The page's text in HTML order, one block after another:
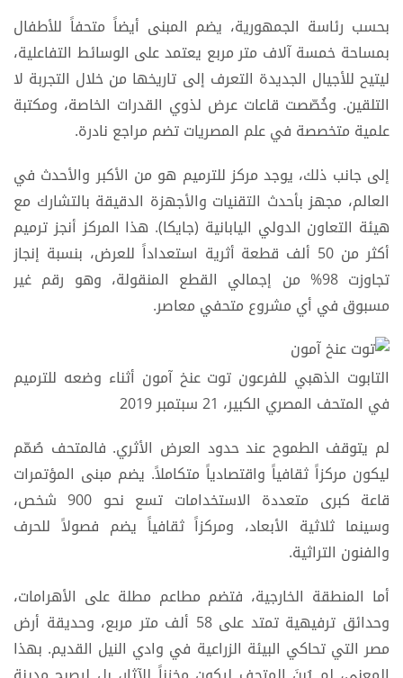
بحسب رئاسة الجمهورية، يضم المبنى أيضاً متحفاً للأطفال
بمساحة خمسة آلاف متر مربع يعتمد على الوسائط التفاعلية،
ليتيح للأجيال الجديدة التعرف إلى تاريخها من خلال التجربة لا
التلقين. وخُصّصت قاعات عرض لذوي القدرات الخاصة، ومكتبة
علمية متخصصة في علم المصريات تضم مراجع نادرة.
إلى جانب ذلك، يوجد مركز للترميم هو من الأكبر والأحدث في
العالم، مجهز بأحدث التقنيات والأجهزة الدقيقة بالتشارك مع
هيئة التعاون الدولي اليابانية (جايكا). هذا المركز أنجز ترميم
أكثر من 50 ألف قطعة أثرية استعداداً للعرض، بنسبة إنجاز
تجاوزت 98% من إجمالي القطع المنقولة، وهو رقم غير
مسبوق في أي مشروع متحفي معاصر.
التابوت الذهبي للفرعون توت عنخ آمون أثناء وضعه للترميم
في المتحف المصري الكبير، 21 سبتمبر 2019
لم يتوقف الطموح عند حدود العرض الأثري. فالمتحف صُمّم
ليكون مركزاً ثقافياً واقتصادياً متكاملاً. يضم مبنى المؤتمرات
قاعة كبرى متعددة الاستخدامات تسع نحو 900 شخص،
وسينما ثلاثية الأبعاد، ومركزاً ثقافياً يضم فصولاً للحرف
والفنون التراثية.
أما المنطقة الخارجية، فتضم مطاعم مطلة على الأهرامات،
وحدائق ترفيهية تمتد على 58 ألف متر مربع، وحديقة أرض
مصر التي تحاكي البيئة الزراعية في وادي النيل القديم. بهذا